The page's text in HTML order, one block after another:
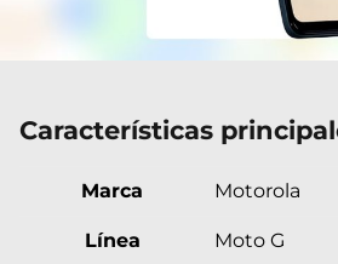
Características
Marca Motorola
Línea Moto G